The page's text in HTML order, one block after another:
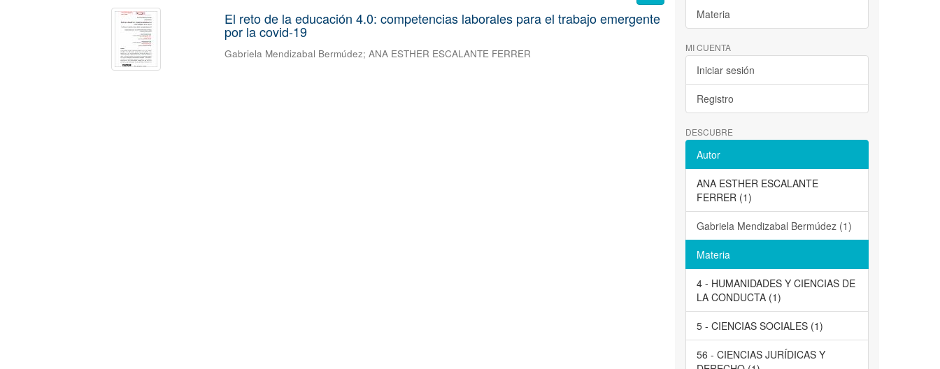
El reto de la educación 4.0: competencias laborales para el trabajo emergente
por la covid-19
Gabriela Mendizabal Bermúdez;ANA ESTHER ESCALANTE FERRER
Materia
MI CUENTA
Iniciar sesión
Registro
DESCUBRE
Autor
ANA ESTHER ESCALANTE
FERRER (1)
Gabriela Mendizabal Bermúdez (1)
Materia
4 - HUMANIDADES Y CIENCIAS DE
LA CONDUCTA (1)
5 - CIENCIAS SOCIALES (1)
56 - CIENCIAS JURÍDICAS Y